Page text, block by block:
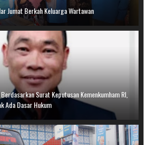
Jumat Berkah Keluarga Wartawan
Surat Keputusan Kemenkumham RI,
Ada Dasar Hukum